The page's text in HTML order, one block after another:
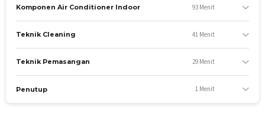
Komponen Air Conditioner Indoor 93 Menit
Teknik Cleaning 41 Menit
Teknik Pemasangan 29 Menit
Penutup 1 Menit